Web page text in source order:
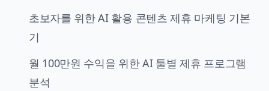
초보자를 위한 AI 활용 콘텐츠 제휴 마케팅 기본
기
월 100만원 수익을 위한 AI 툴별 제휴 프로그램
분석